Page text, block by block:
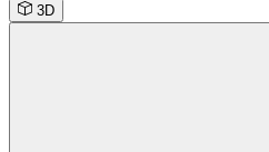
3D